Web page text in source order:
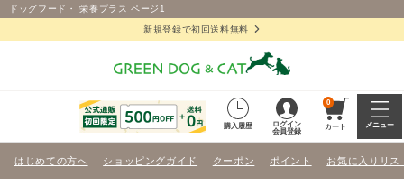
ドッグフード・ 栄養プラス ページ1
新規登録で初回送料無料
購入履歴
ログイン
会員登録
0
カート メニュー
はじめての方へ ショッピングガイド クーポン ポイント お気に入りリス